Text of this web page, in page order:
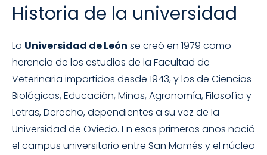
Historia de la universidad
La Universidad de León se creó en 1979 como
herencia de los estudios de la Facultad de
Veterinaria impartidos desde 1943, y los de Ciencias
Biológicas, Educación, Minas, Agronomía, Filosofía y
Letras, Derecho, dependientes a su vez de la
Universidad de Oviedo. En esos primeros años nació
el campus universitario entre San Mamés y el núcleo